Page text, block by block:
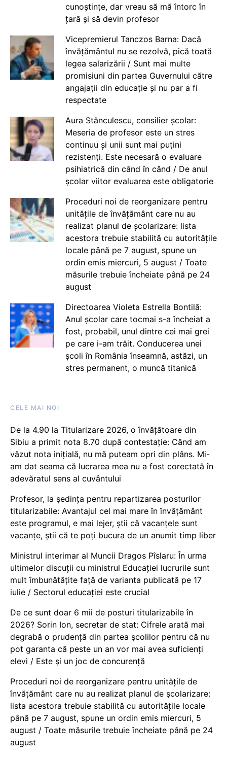
cunoștințe, dar vreau să mă întorc în
țară și să devin profesor
Vicepremierul Tanczos Barna: Dacă
învățământul nu se rezolvă, pică toată
legea salarizării / Sunt mai multe
promisiuni din partea Guvernului către
angajații din educație și nu par a fi
respectate
Aura Stănculescu, consilier școlar:
Meseria de profesor este un stres
continuu și unii sunt mai puțini
rezistenți. Este necesară o evaluare
psihiatrică din când în când / De anul
școlar viitor evaluarea este obligatorie
Proceduri noi de reorganizare pentru
unitățile de învățământ care nu au
realizat planul de școlarizare: lista
acestora trebuie stabilită cu autoritățile
locale până pe 7 august, spune un
ordin emis miercuri, 5 august / Toate
măsurile trebuie încheiate până pe 24
august
Directoarea Violeta Estrella Bontilă:
Anul școlar care tocmai s-a încheiat a
fost, probabil, unul dintre cei mai grei
pe care i-am trăit. Conducerea unei
școli în România înseamnă, astăzi, un
stres permanent, o muncă titanică
CELE MAI NOI
De la 4.90 la Titularizare 2026, o învățătoare din
Sibiu a primit nota 8.70 după contestație: Când am
văzut nota inițială, nu mă puteam opri din plâns. Mi-
am dat seama că lucrarea mea nu a fost corectată în
adevăratul sens al cuvântului
Profesor, la ședința pentru repartizarea posturilor
titularizabile: Avantajul cel mai mare în învățământ
este programul, e mai lejer, știi că vacanțele sunt
vacanţe, știi că te poți bucura de un anumit timp liber
Ministrul interimar al Muncii Dragos Pîslaru: În urma
ultimelor discuții cu ministrul Educației lucrurile sunt
mult îmbunătățite față de varianta publicată pe 17
iulie / Sectorul educației este crucial
De ce sunt doar 6 mii de posturi titularizabile în
2026? Sorin Ion, secretar de stat: Cifrele arată mai
degrabă o prudență din partea școlilor pentru că nu
pot garanta că peste un an vor mai avea suficienți
elevi / Este și un joc de concurență
Proceduri noi de reorganizare pentru unitățile de
învățământ care nu au realizat planul de școlarizare:
lista acestora trebuie stabilită cu autoritățile locale
până pe 7 august, spune un ordin emis miercuri, 5
august / Toate măsurile trebuie încheiate până pe 24
august